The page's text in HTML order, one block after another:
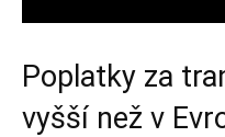
Poplatky za
vyšší než v